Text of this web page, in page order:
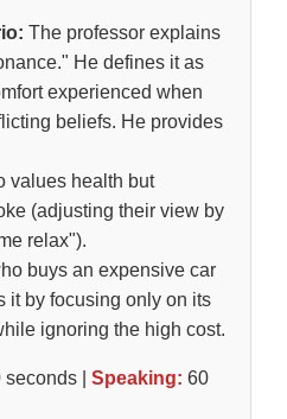
The professor explains
He defines it as
experienced when
beliefs. He provides
values health but
(adjusting their view by
relax").
buys an expensive car
it by focusing only on its
ignoring the high cost.
seconds | Speaking: 60